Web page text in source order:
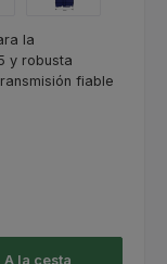
la
y robusta
fiable
A la cesta